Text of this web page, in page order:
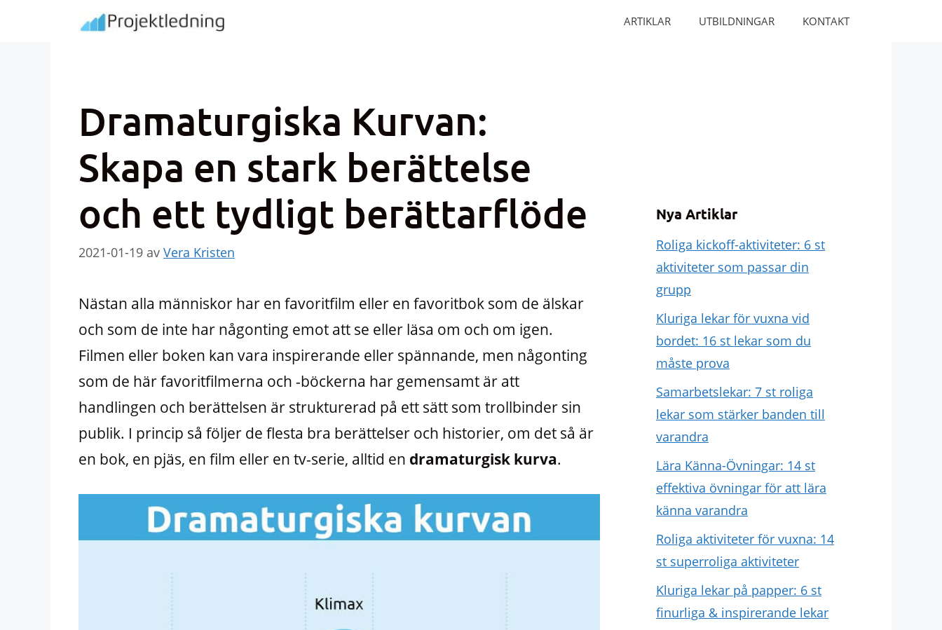
ARTIKLAR UTBILDNINGAR KONTAKT
Dramaturgiska Kurvan:
Skapa en stark berättelse
och ett tydligt berättarflöde
2021-01-19 av Vera Kristen
Nästan alla människor har en favoritfilm eller en favoritbok som de älskar
och som de inte har någonting emot att se eller läsa om och om igen.
Filmen eller boken kan vara inspirerande eller spännande, men någonting
som de här favoritfilmerna och -böckerna har gemensamt är att
handlingen och berättelsen är strukturerad på ett sätt som trollbinder sin
publik. I princip så följer de flesta bra berättelser och historier, om det så är
en bok, en pjäs, en film eller en tv-serie, alltid en dramaturgisk kurva.
Nya Artiklar
Roliga kickoff-aktiviteter: 6 st
aktiviteter som passar din
grupp
Kluriga lekar för vuxna vid
bordet: 16 st lekar som du
måste prova
Samarbetslekar: 7 st roliga
lekar som stärker banden till
varandra
Lära Känna-Övningar: 14 st
effektiva övningar för att lära
känna varandra
Roliga aktiviteter för vuxna: 14
st superroliga aktiviteter
Kluriga lekar på papper: 6 st
finurliga & inspirerande lekar